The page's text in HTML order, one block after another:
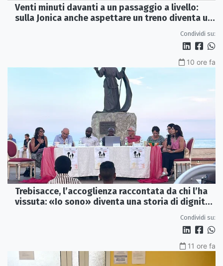
Venti minuti davanti a un passaggio a livello:
sulla Jonica anche aspettare un treno diventa un
Condividi su:
10 ore fa
Trebisacce, l’accoglienza raccontata da chi l’ha
vissuta: «Io sono» diventa una storia di dignità
Condividi su:
11 ore fa